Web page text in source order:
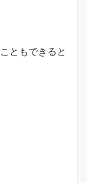
ともできると